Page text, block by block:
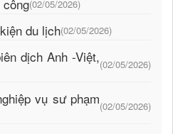
(02/05/2026)
du lịch(02/05/2026)
dịch Anh -Việt,(02/05/2026)
vụ sư phạm(02/05/2026)